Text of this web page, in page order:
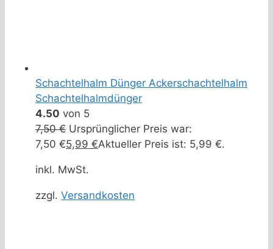
Schachtelhalm Dünger Ackerschachtelhalm
Schachtelhalmdünger
4.50 von 5
7,50€ Ursprünglicher Preis war:
7,50 €5,99 €Aktueller Preis ist: 5,99 €.
inkl. MwSt.
zzgl. Versandkosten